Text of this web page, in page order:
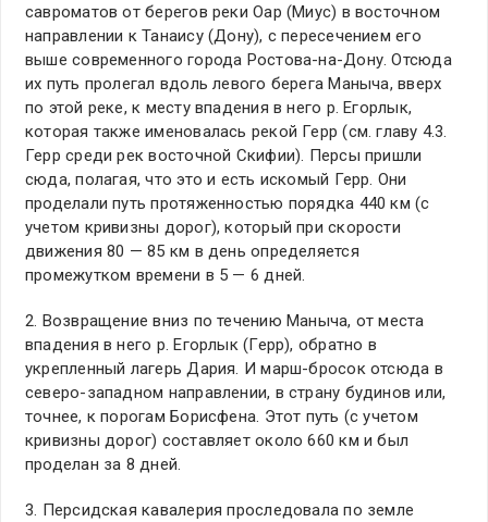
савроматов от берегов реки Оар (Миус) в восточном
направлении к Танаису (Дону), с пересечением его
выше современного города Ростова-на-Дону. Отсюда
их путь пролегал вдоль левого берега Маныча, вверх
по этой реке, к месту впадения в него р. Егорлык,
которая также именовалась рекой Герр (см. главу 4.3.
Герр среди рек восточной Скифии). Персы пришли
сюда, полагая, что это и есть искомый Герр. Они
проделали путь протяженностью порядка 440 км (с
учетом кривизны дорог), который при скорости
движения 80 — 85 км в день определяется
промежутком времени в 5 — 6 дней.
2. Возвращение вниз по течению Маныча, от места
впадения в него р. Егорлык (Герр), обратно в
укрепленный лагерь Дария. И марш-бросок отсюда в
северо-западном направлении, в страну будинов или,
точнее, к порогам Борисфена. Этот путь (с учетом
кривизны дорог) составляет около 660 км и был
проделан за 8 дней.
3. Персидская кавалерия проследовала по земле